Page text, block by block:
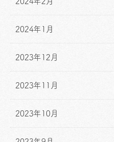
2024年1月
2023年12月
2023年11月
2023年10月